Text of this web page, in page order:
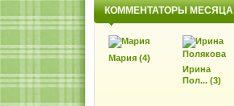
КОММЕНТАТОРЫ МЕСЯЦА
Мария (4)
Ирина
Пол... (3)